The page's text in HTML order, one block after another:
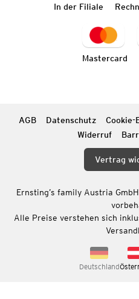
In der Filiale
Mastercard
AGB Datenschutz Cookie-
Widerruf
Vertrag
Ernsting’s family Austria
Alle Preise verstehen sich
Deutschland